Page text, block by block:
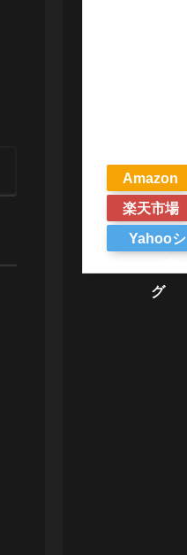
Amazon
楽天市場
Yahooシ
グ